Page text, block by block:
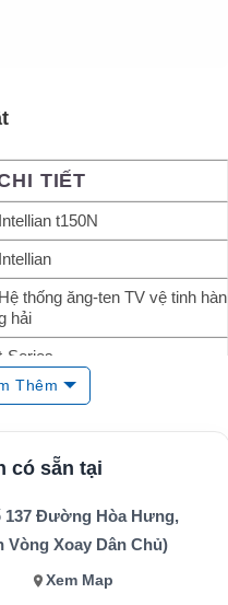
TIẾT
Intellian t150N
Intellian
Hệ thống ăng-ten TV vệ tinh hàn
hải
Series
band
truyền hình vệ tinh trên tàu
trên VSAT NX terminals
Main control unit, skew assembl
Thêm
có sẵn tại
137 Đường Hòa Hưng,
Vòng Xoay Dân Chủ)
Xem Map